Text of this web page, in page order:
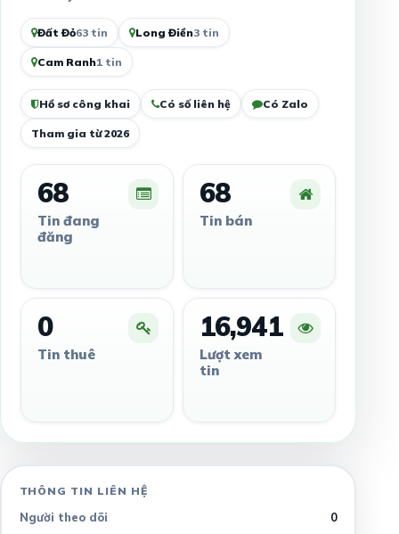
Đất Đỏ63 tin Long Điền3 tin
Cam Ranh1 tin
Hồ sơ công khai Có số liên hệ Có Zalo
Tham gia từ 2026
68
Tin đang
đăng
68
Tin bán
0
Tin thuê
16,941
Lượt xem
tin
THÔNG TIN LIÊN HỆ
Người theo dõi 0